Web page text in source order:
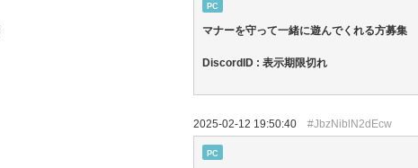
PC
マナーを守って一緒に遊んでくれる方募集
DiscordID : 表示期限切れ
2025-02-12 19:50:40 #JbzNiblN2dEcw
PC